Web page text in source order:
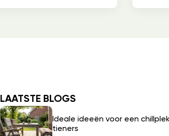
LAATSTE BLOGS
Ideale ideeën voor een
tieners